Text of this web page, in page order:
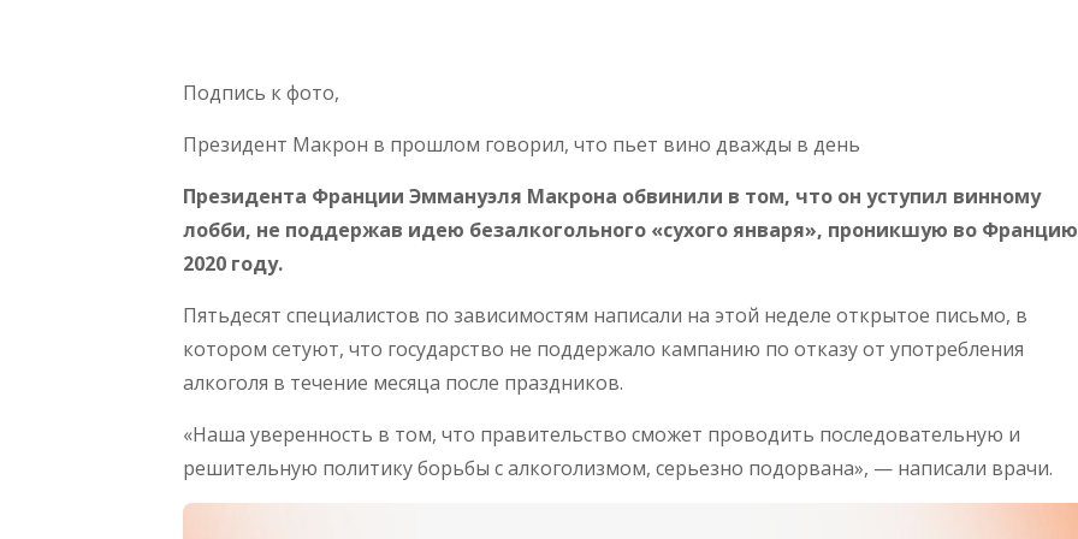
Подпись к фото,
Президент Макрон в прошлом говорил, что пьет вино дважды в день
Президента Франции Эммануэля Макрона обвинили в том, что он уступил винному
лобби, не поддержав идею безалкогольного «сухого января», проникшую во
2020 году.
Пятьдесят специалистов по зависимостям написали на этой неделе открытое письмо, в
котором сетуют, что государство не поддержало кампанию по отказу от употребления
алкоголя в течение месяца после праздников.
«Наша уверенность в том, что правительство сможет проводить последовательную и
решительную политику борьбы с алкоголизмом, серьезно подорвана», — написали врачи.